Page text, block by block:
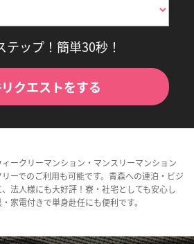
テップ！簡単30秒！
クエストをする
ークリーマンション・マンスリーマンション
ーでのご利用も可能です。青森への連泊・ビジ
法人様にも大好評！寮・社宅としても安心し
家電付きで単身赴任にも便利です。